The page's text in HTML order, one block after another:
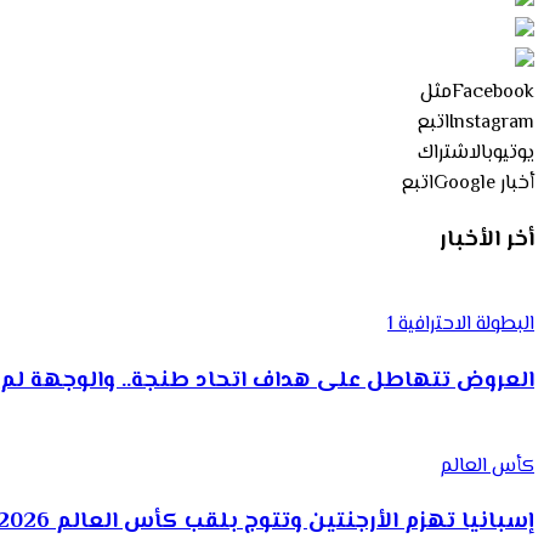
Facebookمثل
Instagramاتبع
يوتيوبالاشتراك
أخبار Google
اتبع
أخر الأخبار
البطولة الاحترافية 1
العروض تتهاطل على هداف اتحاد طنجة.. والوجهة
كأس العالم
إسبانيا تهزم الأرجنتين وتتوج بلقب كأس العالم 2026